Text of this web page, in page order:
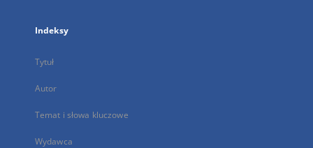
Indeksy
Tytuł
Autor
Temat i słowa kluczowe
Wydawca